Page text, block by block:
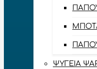
ΨΥΓΕΊΑ